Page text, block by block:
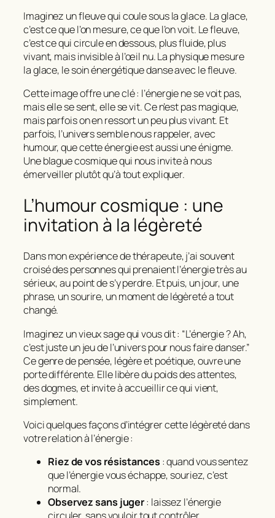
Imaginez un fleuve qui coule sous la glace. La glace,
c’est ce que l’on mesure, ce que l’on voit. Le fleuve,
c’est ce qui circule en dessous, plus fluide, plus
vivant, mais invisible à l’œil nu. La physique mesure
la glace, le soin énergétique danse avec le fleuve.
Cette image offre une clé : l’énergie ne se voit pas,
mais elle se sent, elle se vit. Ce n’est pas magique,
mais parfois on en ressort un peu plus vivant. Et
parfois, l’univers semble nous rappeler, avec
humour, que cette énergie est aussi une énigme.
Une blague cosmique qui nous invite à nous
émerveiller plutôt qu’à tout expliquer.
L’humour cosmique : une
invitation à la légèreté
Dans mon expérience de thérapeute, j’ai souvent
croisé des personnes qui prenaient l’énergie très au
sérieux, au point de s’y perdre. Et puis, un jour, une
phrase, un sourire, un moment de légèreté a tout
changé.
Imaginez un vieux sage qui vous dit : “L’énergie ? Ah,
c’est juste un jeu de l’univers pour nous faire danser.”
Ce genre de pensée, légère et poétique, ouvre une
porte différente. Elle libère du poids des attentes,
des dogmes, et invite à accueillir ce qui vient,
simplement.
Voici quelques façons d’intégrer cette légèreté dans
votre relation à l’énergie :
Riez de vos résistances : quand vous sentez
que l’énergie vous échappe, souriez, c’est
normal.
Observez sans juger: laissez l’énergie